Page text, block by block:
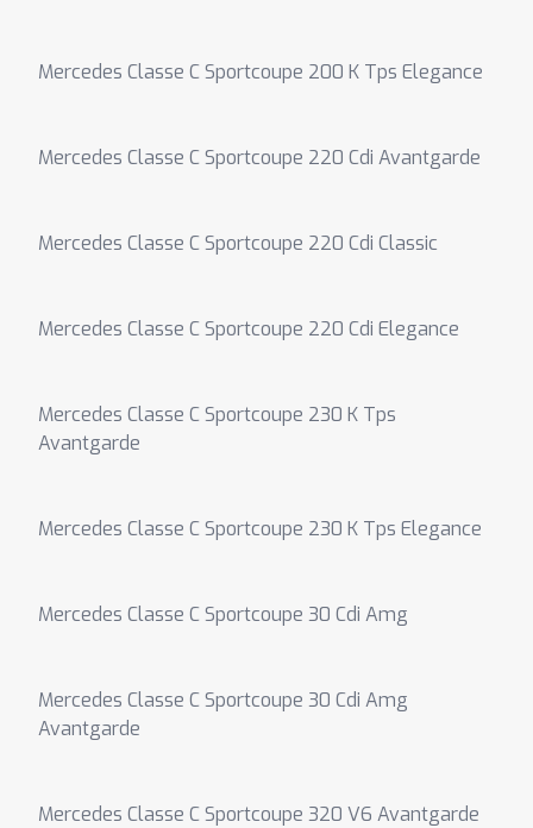
Mercedes Classe C Sportcoupe 200 K Tps Elegance
Mercedes Classe C Sportcoupe 220 Cdi Avantgarde
Mercedes Classe C Sportcoupe 220 Cdi Classic
Mercedes Classe C Sportcoupe 220 Cdi Elegance
Mercedes Classe C Sportcoupe 230 K Tps
Avantgarde
Mercedes Classe C Sportcoupe 230 K Tps Elegance
Mercedes Classe C Sportcoupe 30 Cdi Amg
Mercedes Classe C Sportcoupe 30 Cdi Amg
Avantgarde
Mercedes Classe C Sportcoupe 320 V6 Avantgarde